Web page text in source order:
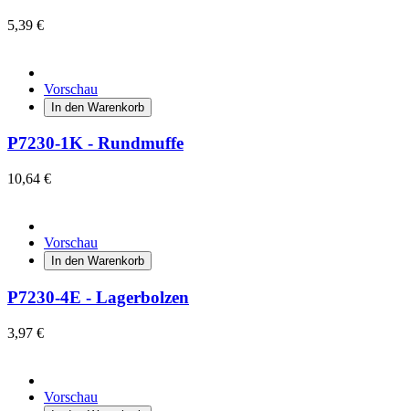
5,39 €
Vorschau
In den Warenkorb
P7230-1K - Rundmuffe
10,64 €
Vorschau
In den Warenkorb
P7230-4E - Lagerbolzen
3,97 €
Vorschau